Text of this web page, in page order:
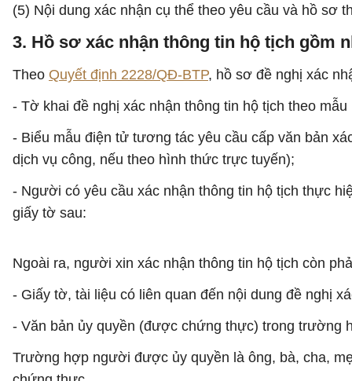
(5) Nội dung xác nhận cụ thể theo yêu cầu và hồ sơ
3. Hồ sơ xác nhận thông tin hộ tịch gồm
Theo Quyết định 2228/QĐ-BTP, hồ sơ đề nghị xác
- Tờ khai đề nghị xác nhận thông tin hộ tịch theo
- Biểu mẫu điện tử tương tác yêu cầu cấp văn bản
dịch vụ công, nếu theo hình thức trực tuyến);
- Người có yêu cầu xác nhận thông tin hộ tịch thực
giấy tờ sau:
Ngoài ra, người xin xác nhận thông tin hộ tịch còn
- Giấy tờ, tài liệu có liên quan đến nội dung đề nghị
- Văn bản ủy quyền (được chứng thực) trong trường
Trường hợp người được ủy quyền là ông, bà, cha,